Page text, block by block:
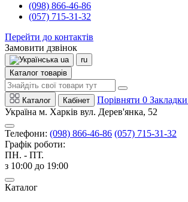
(098) 866-46-86
(057) 715-31-32
Перейти до контактів
Замовити дзвінок
ua
ru
Каталог товарів
Каталог Кабінет Порівняти 0 Закладки
Україна м. Харків вул. Дерев'янка, 52
Телефони: (098) 866-46-86 (057) 715-31-32
Графік роботи:
ПН. - ПТ.
з 10:00 до 19:00
Каталог